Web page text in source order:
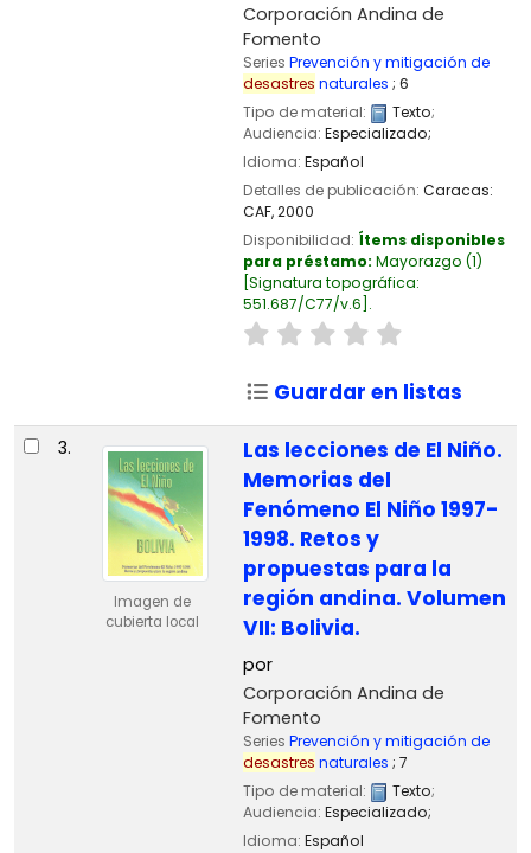
Corporación Andina de
Fomento
Series Prevención y mitigación de
desastres naturales ; 6
Tipo de material:
Texto;
Audiencia: Especializado;
Idioma: Español
Detalles de publicación: Caracas:
CAF,2000
Disponibilidad: Ítems disponibles
para préstamo: Mayorazgo (1)
Signatura topográfica:
551.687/C77/v.6 .
Guardar en listas
3.
Imagen de
cubierta local
Las lecciones de El Niño.
Memorias del
Fenómeno El Niño 1997-
1998. Retos y
propuestas para la
región andina. Volumen
VII: Bolivia.
por
Corporación Andina de
Fomento
Series Prevención y mitigación de
desastres naturales ; 7
Tipo de material:
Texto;
Audiencia: Especializado;
Idioma: Español